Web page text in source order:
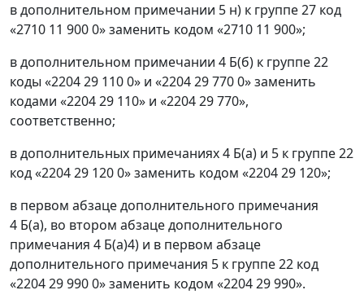
в дополнительном примечании 5 н) к группе 27 код
«2710 11 900 0» заменить кодом «2710 11 900»;
в дополнительном примечании 4 Б(б) к группе 22
коды «2204 29 110 0» и «2204 29 770 0» заменить
кодами «2204 29 110» и «2204 29 770»,
соответственно;
в дополнительных примечаниях 4 Б(а) и 5 к группе 22
код «2204 29 120 0» заменить кодом «2204 29 120»;
в первом абзаце дополнительного примечания
4 Б(а), во втором абзаце дополнительного
примечания 4 Б(а)4) и в первом абзаце
дополнительного примечания 5 к группе 22 код
«2204 29 990 0» заменить кодом «2204 29 990».